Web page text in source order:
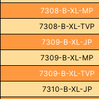
7308-B-XL-MP
7308-B-XL-TVP
7309-B-XL-JP
7309-B-XL-MP
7309-B-XL-TVP
7310-B-XL-JP